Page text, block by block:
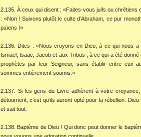
2.135. À ceux qui disent : «Faites-vous juifs ou chrétiens
: «Non ! Suivons plutôt le culte d’Abraham, ce pur
païens !»
2.136. Dites : «Nous croyons en Dieu, à ce qui nous
Ismaël, Isaac, Jacob et aux Tribus , à ce qui a été
prophètes par leur Seigneur, sans établir entre eux
sommes entièrement soumis.»
2.137. Si les gens du Livre adhèrent à votre
détournent, c’est qu’ils auront opté pour la rébellion.
et sait tout.
2.138. Baptême de Dieu ! Qui donc peut donner le